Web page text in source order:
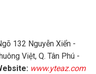
132 Nguyễn Xiển -
Việt, Q. Tân Phú -
www.yteaz.com